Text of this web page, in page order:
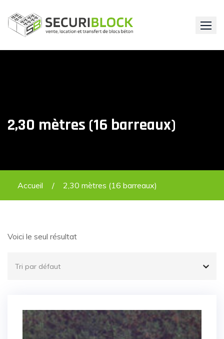
content
2,30 mètres (16 barreaux)
Accueil 2,30 mètres (16 barreaux)
Voici le seul résultat